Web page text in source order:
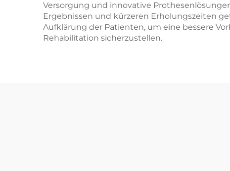
Versorgung und innovative
Ergebnissen und kürzeren Erholungszeiten
Aufklärung der Patienten, um eine bessere
Rehabilitation sicherzustellen.